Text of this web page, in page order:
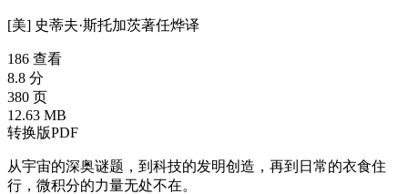
[美] 史蒂夫·斯托加茨著任烨译
186 查看
8.8 分
380 页
12.63 MB
转换版PDF
从宇宙的深奥谜题，到科技的发明创造，再到日常的衣食住
行，微积分的力量无处不在。